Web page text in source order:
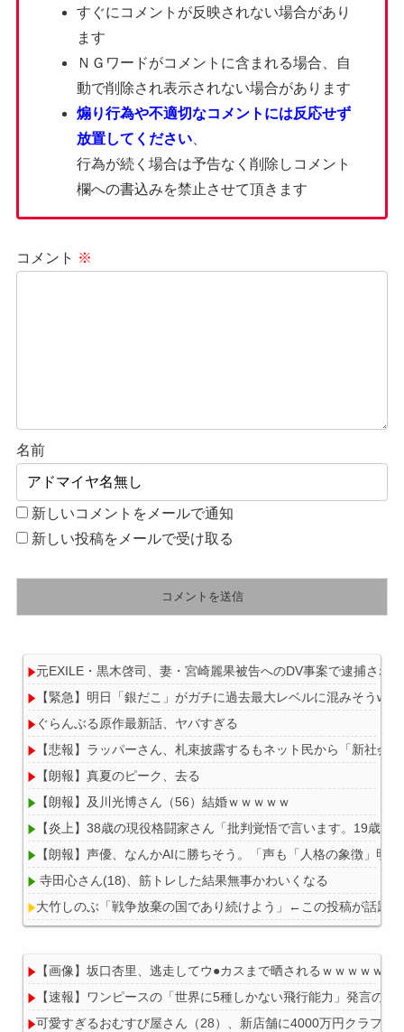
すぐにコメントが反映されない場合があり
ます
ＮＧワードがコメントに含まれる場合、自
動で削除され表示されない場合があります
煽り行為や不適切なコメントには反応せず
放置してください
行為が続く場合は予告なく削除しコメント
欄への書込みを禁止させて頂きます
コメント ※
名前
新しいコメントをメールで通知
新しい投稿をメールで受け取る
元EXILE・黒木啓司、妻・宮崎麗果被告へのDV事案で逮捕さ
【緊急】明日「銀だこ」がガチに過去最大レベルに混みそう
ぐらんぶる原作最新話、ヤバすぎる
【悲報】ラッパーさん、札束披露するもネット民から「新社会
【朗報】真夏のピーク、去る
【朗報】及川光博さん（56）結婚ｗｗｗｗｗ
【炎上】38歳の現役格闘家さん「批判覚悟で言います。19歳
【朗報】声優、なんかAIに勝ちそう。「声も「人格の象徴」明
寺田心さん(18)、筋トレした結果無事かわいくなる
大竹しのぶ「戦争放棄の国であり続けよう」←この投稿が話題に
Powered by livedoor 相互RSS
【画像】坂口杏里、逃走してウ●カスまで晒されるｗｗｗｗｗ
【速報】ワンピースの「世界に5種しかない飛行能力」発言の謎
可愛すぎるおむすび屋さん（28）、新店舗に4000万円クラフ